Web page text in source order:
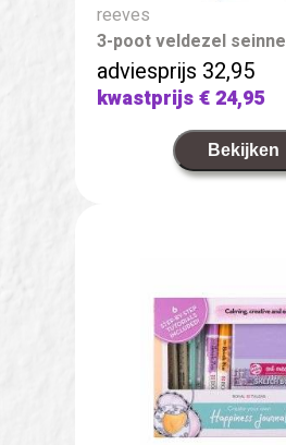
reeves
3-poot veldezel seinne
adviesprijs 32,95
kwastprijs€ 24,95
Bekijken